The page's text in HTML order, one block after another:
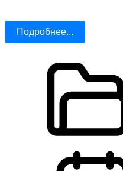
Подробнее...